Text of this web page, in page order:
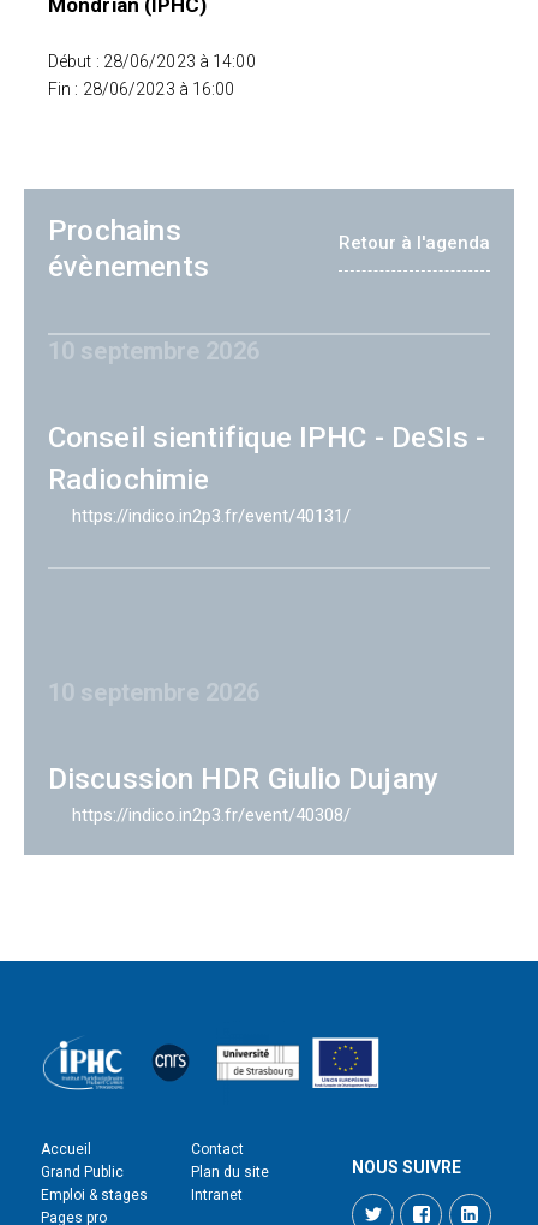
Mondrian (IPHC)
Début : 28/06/2023 à 14:00
Fin : 28/06/2023 à 16:00
Prochains
évènements
Retour à l'agenda
10 septembre 2026
Conseil sientifique IPHC - DeSIs -
Radiochimie
https://indico.in2p3.fr/event/40131/
10 septembre 2026
Discussion HDR Giulio Dujany
https://indico.in2p3.fr/event/40308/
Accueil
Grand Public
Emploi & stages
Pages pro
Contact
Plan du site
Intranet
NOUS SUIVRE
TwitterFacebook